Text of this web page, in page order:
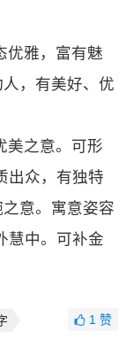
优雅，富有魅
，有美好、优
美之意。可形
出众，有独特
意。寓意姿容
慧中。可补金
1赞